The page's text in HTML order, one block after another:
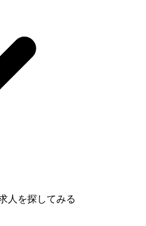
人を探してみる